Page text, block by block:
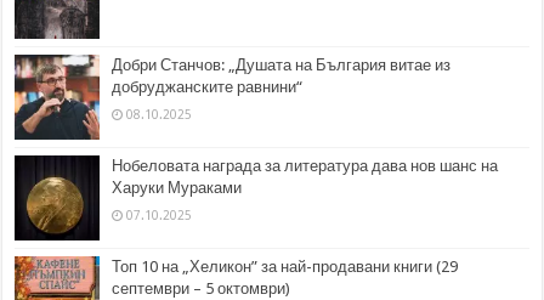
Добри Станчов: „Душата на България витае из
добруджанските равнини“
08.10.2025
Нобеловата награда за литература дава нов шанс на
Харуки Мураками
07.10.2025
Топ 10 на „Хеликон” за най-продавани книги (29
септември – 5 октомври)